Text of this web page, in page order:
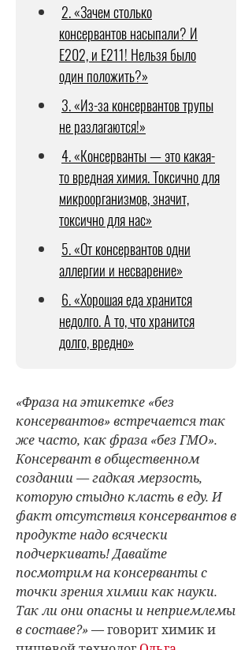
2. «Зачем столько
консервантов насыпали? И
Е202, и Е211! Нельзя было
один положить?»
3. «Из-за консервантов трупы
не разлагаются!»
4. «Консерванты — это какая-
то вредная химия. Токсично для
микроорганизмов, значит,
токсично для нас»
5. «От консервантов одни
аллергии и несварение»
6. «Хорошая еда хранится
недолго. А то, что хранится
долго, вредно»
«Фраза на этикетке «без
консервантов» встречается так
же часто, как фраза «без ГМО».
Консервант в общественном
создании — гадкая мерзость,
которую стыдно класть в еду. И
факт отсутствия консервантов в
продукте надо всячески
подчеркивать! Давайте
посмотрим на консерванты с
точки зрения химии как науки.
Так ли они опасны и неприемлемы
в составе?» — говорит химик и